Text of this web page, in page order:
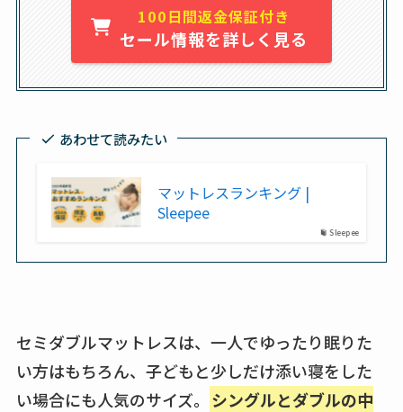
100日間返金保証付き
セール情報を詳しく見る
あわせて読みたい
Sleepee
マットレスランキング |
Sleepee
セミダブルマットレスは、一人でゆったり眠りた
い方はもちろん、子どもと少しだけ添い寝をした
い場合にも人気のサイズ。 シングルとダブルの中